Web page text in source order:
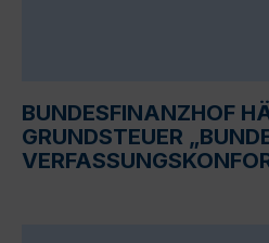
BUNDESFINANZHOF
GRUNDSTEUER